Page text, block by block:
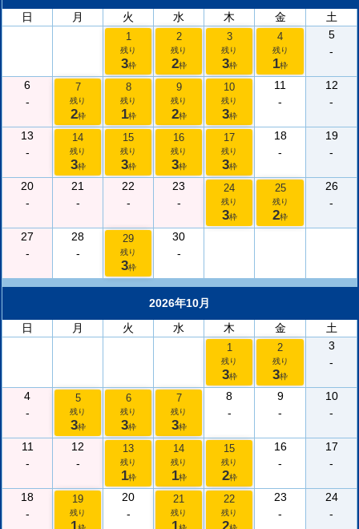
日
月 火 水 木 金 土
1
残り
3枠
2
残り
2枠
3
残り
3枠
4
残り
1枠
5
-
6
-
7
残り
2枠
8
残り
1枠
9
残り
2枠
10
残り
3枠
11
-
12
-
13
-
14
残り
3枠
15
残り
3枠
16
残り
3枠
17
残り
3枠
18
-
19
-
20
-
21
-
22
-
23
-
24
残り
3枠
25
残り
2枠
26
-
27
-
28
-
29
残り
3枠
30
-
2026年10月
日
月 火 水 木 金 土
1
残り
3枠
2
残り
3枠
3
-
4
-
5
残り
3枠
6
残り
3枠
7
残り
3枠
8
-
9
-
10
-
11
-
12
-
13
残り
1枠
14
残り
1枠
15
残り
2枠
16
-
17
-
18
-
19
残り
20
-
21
残り
22
残り
23
-
24
-